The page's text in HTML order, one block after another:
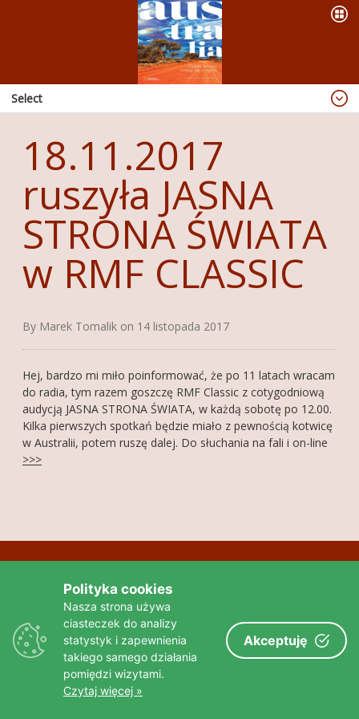
Select
Dzieje się
OFERTA
PREZENTACJE
WYPRAWY
KSIĄŻKI
PUBLIKACJE
FOTOGALERIA
O MNIE
KONTAKT
18.11.2017
ruszyła JASNA
STRONA ŚWIATA
w RMF CLASSIC
By Marek Tomalik on 14 listopada 2017
Hej, bardzo mi miło poinformować, że po 11 latach wracam
do radia, tym razem goszczę RMF Classic z cotygodniową
audycją JASNA STRONA ŚWIATA, w każdą sobotę po 12.00.
Kilka pierwszych spotkań będzie miało z pewnością kotwicę
w Australii, potem ruszę dalej. Do słuchania na fali i on-line
>>>
Polityka cookies
Nasza strona używa
ciasteczek do analizy
statystyk i zapewnienia
takiego samego działania
pomiędzi wizytami.
Czytaj więcej »
Akceptuję